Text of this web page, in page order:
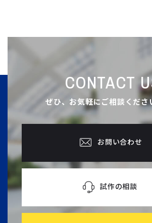
CONTACT
ぜひ、お気軽にご相談くださ
お問い合わせ
試作の相談